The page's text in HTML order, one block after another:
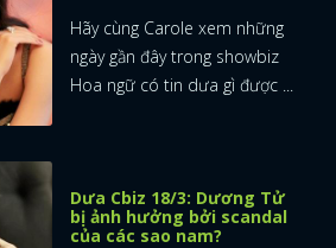
Hãy cùng Carole xem những
ngày gần đây trong showbiz
Hoa ngữ có tin dưa gì được ...
Dưa Cbiz 18/3: Dương Tử
bị ảnh hưởng bởi scandal
của các sao nam?